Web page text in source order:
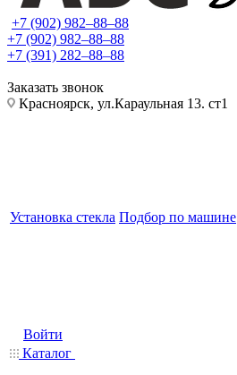
+7 (902) 982‒88‒88
+7 (902) 982‒88‒88
+7 (391) 282‒88‒88
Заказать звонок
Красноярск, ул.Караульная 13. ст1
Установка стекла Подбор по машине
Войти
Каталог